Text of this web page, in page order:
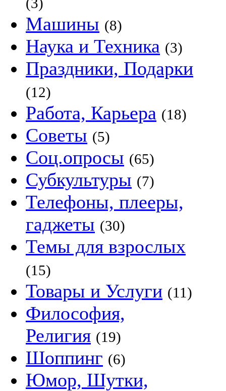
Машины (8)
Наука и Техника (3)
Праздники, Подарки
(12)
Работа, Карьера (18)
Советы (5)
Соц.опросы (65)
Субкультуры (7)
Телефоны, плееры,
гаджеты (30)
Темы для взрослых
(15)
Товары и Услуги (11)
Философия,
Религия (19)
Шоппинг (6)
Юмор, Шутки,